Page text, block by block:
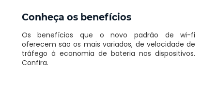
Conheça os benefícios
Os benefícios que o novo padrão de wi-fi
oferecem são os mais variados, de velocidade de
tráfego à economia de bateria nos dispositivos.
Confira.